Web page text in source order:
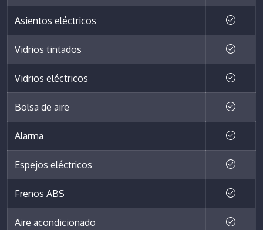
Asientos eléctricos
Vidrios tintados
Vidrios eléctricos
Bolsa de aire
Alarma
Espejos eléctricos
Frenos ABS
Aire acondicionado